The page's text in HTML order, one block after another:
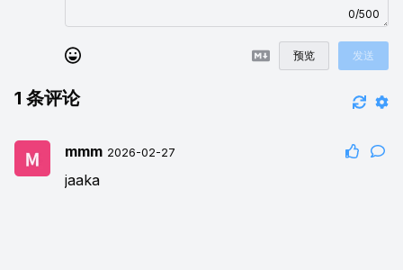
0/500
预览 发送
1 条评论
mmm 2026-02-27
jaaka